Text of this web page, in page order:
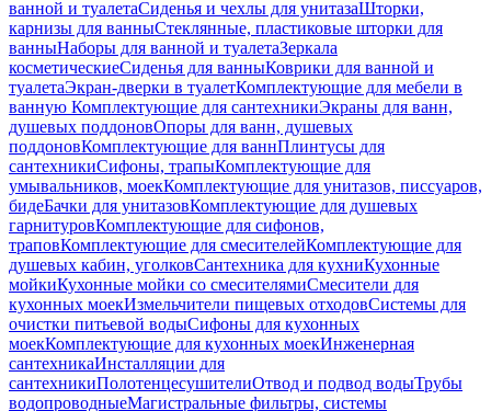
ванной и туалетаСиденья и чехлы для унитазаШторки,
карнизы для ванныСтеклянные, пластиковые шторки для
ванныНаборы для ванной и туалетаЗеркала
косметическиеСиденья для ванныКоврики для ванной и
туалетаЭкран-дверки в туалетКомплектующие для мебели в
ванную Комплектующие для сантехникиЭкраны для ванн,
душевых поддоновОпоры для ванн, душевых
поддоновКомплектующие для ваннПлинтусы для
сантехникиСифоны, трапыКомплектующие для
умывальников, моекКомплектующие для унитазов, писсуаров,
бидеБачки для унитазовКомплектующие для душевых
гарнитуровКомплектующие для сифонов,
траповКомплектующие для смесителейКомплектующие для
душевых кабин, уголковСантехника для кухниКухонные
мойкиКухонные мойки со смесителямиСмесители для
кухонных моекИзмельчители пищевых отходовСистемы для
очистки питьевой водыСифоны для кухонных
моекКомплектующие для кухонных моекИнженерная
сантехникаИнсталляции для
сантехникиПолотенцесушителиОтвод и подвод водыТрубы
водопроводныеМагистральные фильтры, системы